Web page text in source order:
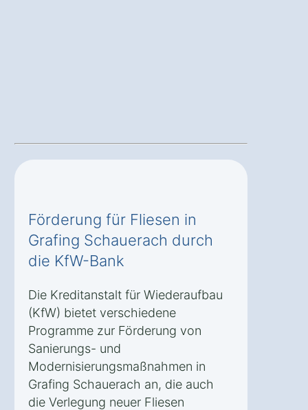
Förderung für Fliesen in
Grafing Schauerach durch
die KfW-Bank
Die Kreditanstalt für Wiederaufbau
(KfW) bietet verschiedene
Programme zur Förderung von
Sanierungs- und
Modernisierungsmaßnahmen in
Grafing Schauerach an, die auch
die Verlegung neuer Fliesen